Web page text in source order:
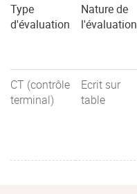
Type
d'évaluation
Nature de
l'évaluation
CT (contrôle
terminal)
Ecrit sur
table